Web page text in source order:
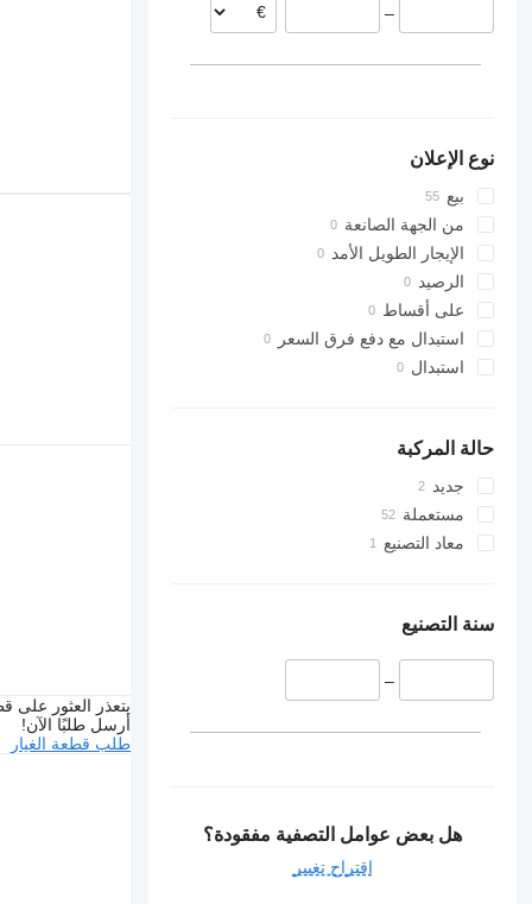
البرتغال
–
نوع الإعلان
بيع
من الجهة الصانعة
الإيجار الطويل الأمد
الرصيد
على أقساط
استبدال مع دفع فرق السعر
استبدال
حالة المركبة
جديد
مستعملة
معاد التصنيع
سنة التصنيع
–
هل بعض عوامل التصفية مفقودة؟
اقتراح تغيير
يتعذر العثور على
أرسل طلبًا الآن!
طلب قطعة الغيار